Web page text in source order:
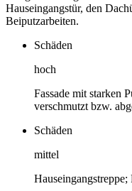
Hauseingangstür, den
Beiputzarbeiten.
Schäden
hoch
Fassade mit starken
verschmutzt bzw.
Schäden
mittel
Hauseingangstreppe;